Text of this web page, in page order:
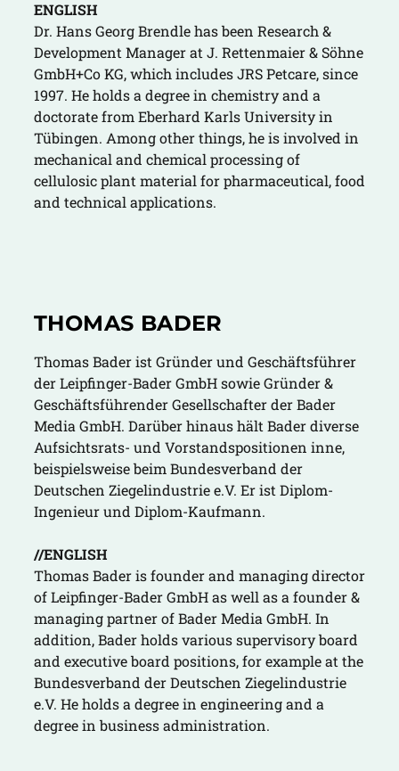
ENGLISH
Dr. Hans Georg Brendle has been Research &
Development Manager at J. Rettenmaier & Söhne
GmbH+Co KG, which includes JRS Petcare, since
1997. He holds a degree in chemistry and a
doctorate from Eberhard Karls University in
Tübingen. Among other things, he is involved in
mechanical and chemical processing of
cellulosic plant material for pharmaceutical, food
and technical applications.
THOMAS BADER
Thomas Bader ist Gründer und Geschäftsführer
der Leipfinger-Bader GmbH sowie Gründer &
Geschäftsführender Gesellschafter der Bader
Media GmbH. Darüber hinaus hält Bader diverse
Aufsichtsrats- und Vorstandspositionen inne,
beispielsweise beim Bundesverband der
Deutschen Ziegelindustrie e.V. Er ist Diplom-
Ingenieur und Diplom-Kaufmann.
//ENGLISH
Thomas Bader is founder and managing director
of Leipfinger-Bader GmbH as well as a founder &
managing partner of Bader Media GmbH. In
addition, Bader holds various supervisory board
and executive board positions, for example at the
Bundesverband der Deutschen Ziegelindustrie
e.V. He holds a degree in engineering and a
degree in business administration.